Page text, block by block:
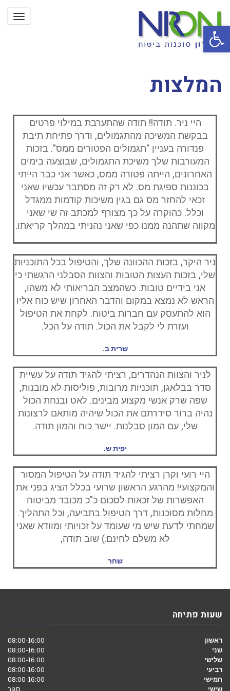
פתח סרגל נגישות
המלצות
היי ניר. תודה!! תודה שהתערבת במילוי פרטים
בבקשת המשיכה מהתגמולים, ודרך פתיחת תיבת
פנדורה בעניין "תגמולים הפטורים ממס". בזכות
המעורבות שלך משיכת התגמולים, שבוצעה בימים
האחרונים, הייתה פטורה ממס, כאשר אני כבר הייתי
בכוננות ספיגת מס. לא רק זה מסתבר עכשיו שאני
זכאי להחזר מס גם בגין משיכות קודמות ממגדל
וכלל. כהוקרה על כך מצורף למכתב זה שי שאני
מקווה שתהנה ממנו כפי שאני נהניתי במהלך קריאתו.
ניר היקר, בזכות ההכוונה שלך, והטיפול בכל התוכניות
שלי, בזכות העצות הטובות והצוות הסבלני הרגשתי כי
אני בידיים טובות. כשהמצב הבריאותי לא משהו,
הראש לא נמצא במקום והדבר האחרון שיש כוח אליו
הוא להתעסק עם חברות ביטוח. לקחת את הטיפול
ועזרת לי לקבל את הכול. תודה על הכל.
שרית ב.
לניר והצוות הנהדרים, רציתי להגיד תודה על עשיית
סדר בבלאגן, תוכניות מרובות, פוליסות לא מובנות,
שפה שרק אנשי מקצוע מבינים. לאט ובנחת הכול
נהיה ברור סידרתם את הכול שיהיה מותאם לרצונות
שלי, עם המון סבלנות. יישר כוח והמון תודה.
יפית ש.
היי רועי וקרן רציתי להגיד תודה על הטיפול המסור
והמקצועי! מהרגע הראשון שרועי בכלל הציג בפני את
האפשרות של זכאות לסכום כ"כ מכובד מביטוח
מחלות מסוכנות, דרך הטיפול בתביעה, וכל התהליך.
שמחתי לדעת שיש מי שעומד על זכויותי ומוודא שאני
לא משלם לחינם:) שוב תודה,
שחר
שעות פתיחה
ראשון
08:00-16:00
שני
08:00-16:00
שלישי
08:00-16:00
רביעי
08:00-16:00
חמישי
08:00-16:00
שישי
סגור